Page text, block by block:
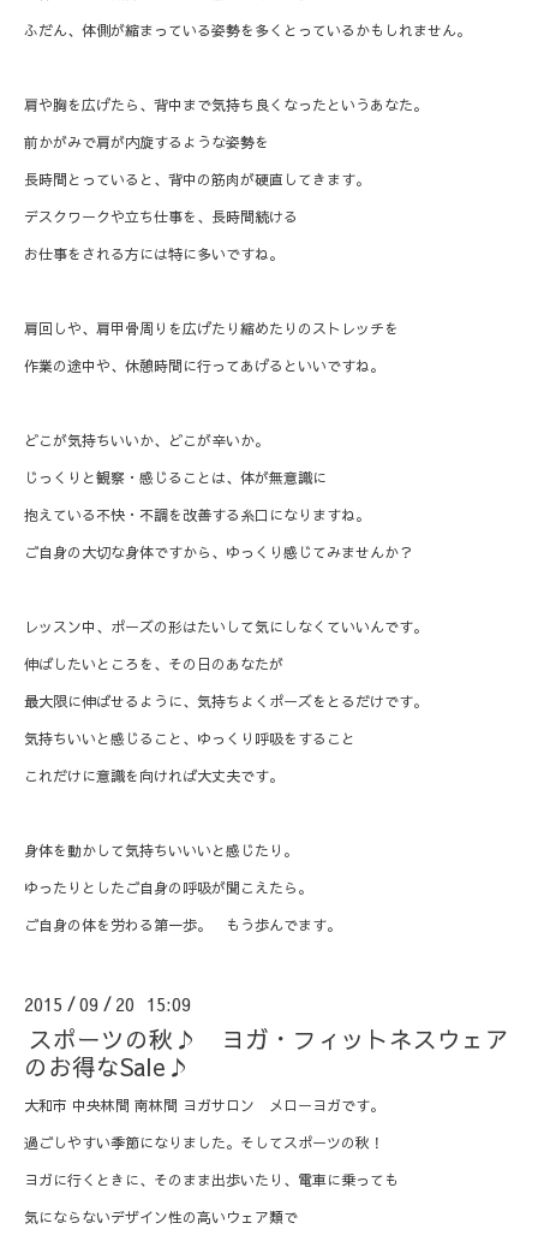
ふだん、体側が縮まっている姿勢を多くとっているかもしれません。
肩や胸を広げたら、背中まで気持ち良くなったというあなた。
前かがみで肩が内旋するような姿勢を
長時間とっていると、背中の筋肉が硬直してきます。
デスクワークや立ち仕事を、長時間続ける
お仕事をされる方には特に多いですね。
肩回しや、肩甲骨周りを広げたり縮めたりのストレッチを
作業の途中や、休憩時間に行ってあげるといいですね。
どこが気持ちいいか、どこが辛いか。
じっくりと観察・感じることは、体が無意識に
抱えている不快・不調を改善する糸口になりますね。
ご自身の大切な身体ですから、ゆっくり感じてみませんか？
レッスン中、ポーズの形はたいして気にしなくていいんです。
伸ばしたいところを、その日のあなたが
最大限に伸ばせるように、気持ちよくポーズをとるだけです。
気持ちいいと感じること、ゆっくり呼吸をすること
これだけに意識を向ければ大丈夫です。
身体を動かして気持ちいいいと感じたり。
ゆったりとしたご自身の呼吸が聞こえたら。
ご自身の体を労わる第一歩。 もう歩んでます。
2015 /09 / 20 15:09
スポーツの秋♪ ヨガ・フィットネスウェア
のお得なSale♪
大和市 中央林間 南林間 ヨガサロン メローヨガです。
過ごしやすい季節になりました。そしてスポーツの秋！
ヨガに行くときに、そのまま出歩いたり、電車に乗っても
気にならないデザイン性の高いウェア類で